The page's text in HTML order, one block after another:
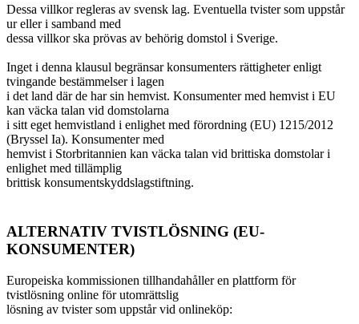
Dessa villkor regleras av svensk lag. Eventuella tvister som uppstår
ur eller i samband med
dessa villkor ska prövas av behörig domstol i Sverige.
Inget i denna klausul begränsar konsumenters rättigheter enligt
tvingande bestämmelser i lagen
i det land där de har sin hemvist. Konsumenter med hemvist i EU
kan väcka talan vid domstolarna
i sitt eget hemvistland i enlighet med förordning (EU) 1215/2012
(Bryssel Ia). Konsumenter med
hemvist i Storbritannien kan väcka talan vid brittiska domstolar i
enlighet med tillämplig
brittisk konsumentskyddslagstiftning.
ALTERNATIV TVISTLÖSNING (EU-
KONSUMENTER)
Europeiska kommissionen tillhandahåller en plattform för
tvistlösning online för utomrättslig
lösning av tvister som uppstår vid onlineköp: